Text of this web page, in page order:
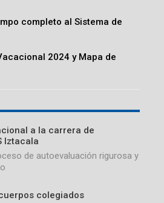
completo al Sistema de
2024 y Mapa de
a la carrera de
Iztacala
de autoevaluación rigurosa y
colegiados